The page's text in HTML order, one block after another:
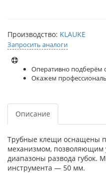
Производство: KLAUKE
Запросить аналоги
Оперативно подберём
Окажем
Описание
Трубные клещи оснащены
механизмом, позволяющим
диапазоны развода губок.
инструмента — 50 мм.